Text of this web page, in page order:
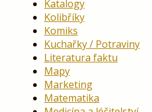
Katalogy
Kolibříky
Komiks
Kuchařky / Potraviny
Literatura faktu
Mapy
Marketing
Matematika